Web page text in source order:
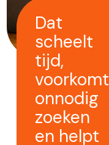
Dat
scheelt
tijd,
voorkomt
onnodig
zoeken
en helpt